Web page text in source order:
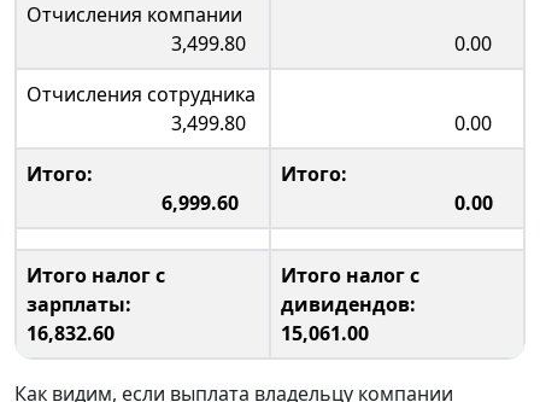
Отчисления компании
3,499.80
0.00
Отчисления сотрудника
3,499.80
0.00
Итого:
6,999.60
Итого:
0.00
Итого налог с
зарплаты:
16,832.60
Итого налог с
дивидендов:
15,061.00
Как видим, если выплата владельцу компании